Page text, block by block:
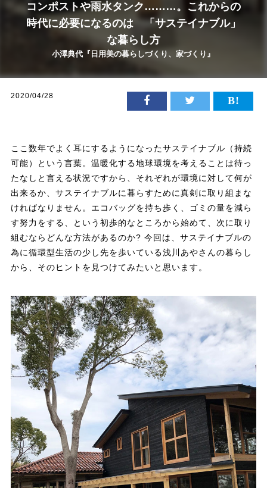
コンポストや雨水タンク………。これからの
時代に必要になるのは 「サステイナブル」
な暮らし方
小澤典代『日用美の暮らしづくり、家づくり』
2020/04/28
ここ数年でよく耳にするようになったサステイナブル（持続
可能）という言葉。温暖化する地球環境を考えることは待っ
たなしと言える状況ですから、それぞれが環境に対して何が
出来るか、サステイナブルに暮らすために真剣に取り組まな
ければなりません。エコバッグを持ち歩く、ゴミの量を減ら
す努力をする、という初歩的なところから始めて、次に取り
組むならどんな方法があるのか? 今回は、サステイナブルの
為に循環型生活の少し先を歩いている浅川あやさんの暮らし
から、そのヒントを見つけてみたいと思います。